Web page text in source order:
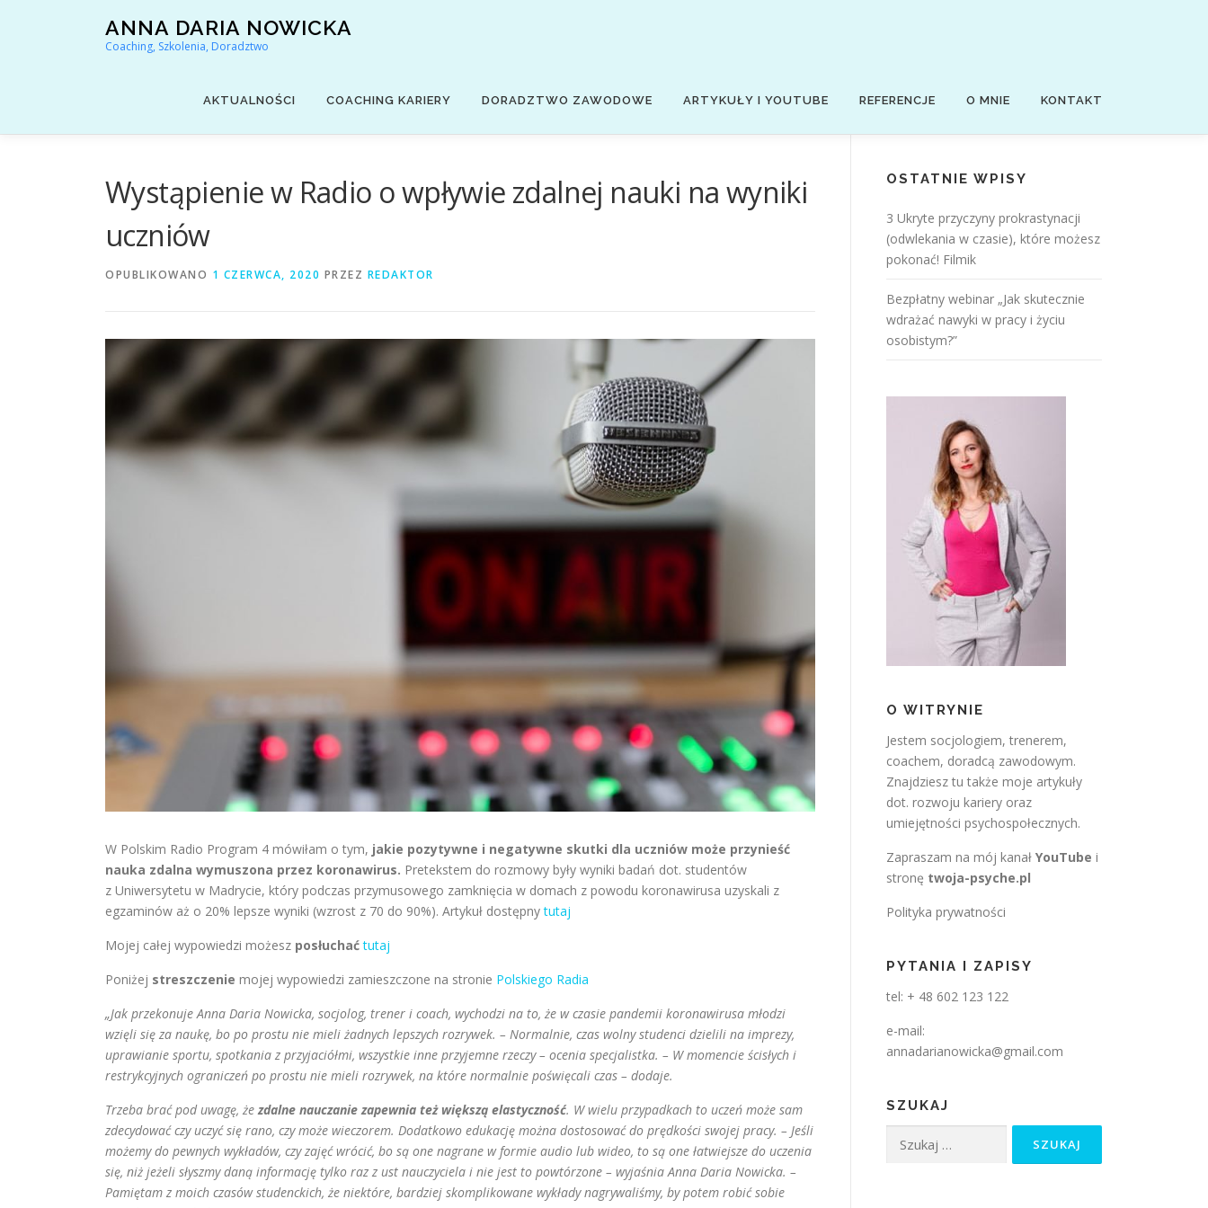
ANNA DARIA NOWICKA
Coaching, Szkolenia, Doradztwo
AKTUALNOŚCI COACHING KARIERY DORADZTWO ZAWODOWE ARTYKUŁY I YOUTUBE REFERENCJE O MNIE KONTAKT
Wystąpienie w Radio o wpływie zdalnej nauki na wyniki
uczniów
OPUBLIKOWANO 1 CZERWCA, 2020 PRZEZ REDAKTOR
W Polskim Radio Program 4 mówiłam o tym, jakie pozytywne i negatywne skutki dla uczniów może przynieść
nauka zdalna wymuszona przez koronawirus. Pretekstem do rozmowy były wyniki badań dot. studentów
z Uniwersytetu w Madrycie, który podczas przymusowego zamknięcia w domach z powodu koronawirusa uzyskali z
egzaminów aż o 20% lepsze wyniki (wzrost z 70 do 90%). Artykuł dostępnytutaj
Mojej całej wypowiedzi możesz posłuchać tutaj
Poniżej streszczenie mojej wypowiedzi zamieszczone na stronie Polskiego Radia
„Jak przekonuje Anna Daria Nowicka, socjolog, trener i coach, wychodzi na to, że w czasie pandemii koronawirusa młodzi
wzięli się za naukę, bo po prostu nie mieli żadnych lepszych rozrywek. – Normalnie, czas wolny studenci dzielili na imprezy,
uprawianie sportu, spotkania z przyjaciółmi, wszystkie inne przyjemne rzeczy – ocenia specjalistka. – W momencie ścisłych i
restrykcyjnych ograniczeń po prostu nie mieli rozrywek, na które normalnie poświęcali czas – dodaje.
Trzeba brać pod uwagę, żezdalne nauczanie zapewnia też większą elastyczność. W wielu przypadkach to uczeń może sam
zdecydować czy uczyć się rano, czy może wieczorem. Dodatkowo edukację można dostosować do prędkości swojej pracy. – Jeśli
możemy do pewnych wykładów, czy zajęć wrócić, bo są one nagrane w formie audio lub wideo, to są one łatwiejsze do uczenia
się, niż jeżeli słyszmy daną informację tylko raz z ust nauczyciela i nie jest to powtórzone – wyjaśnia Anna Daria Nowicka. –
Pamiętam z moich czasów studenckich, że niektóre, bardziej skomplikowane wykłady nagrywaliśmy, by potem robić sobie
OSTATNIE WPISY
3 Ukryte przyczyny prokrastynacji
(odwlekania w czasie), które możesz
pokonać! Filmik
Bezpłatny webinar „Jak skutecznie
wdrażać nawyki w pracy i życiu
osobistym?”
O WITRYNIE
Jestem socjologiem, trenerem,
coachem, doradcą zawodowym.
Znajdziesz tu także moje artykuły
dot. rozwoju kariery oraz
umiejętności psychospołecznych.
Zapraszam na mój kanał YouTube i
stronę twoja-psyche.pl
Polityka prywatności
PYTANIA I ZAPISY
tel: + 48 602 123 122
e-mail:
annadarianowicka@gmail.com
SZUKAJ